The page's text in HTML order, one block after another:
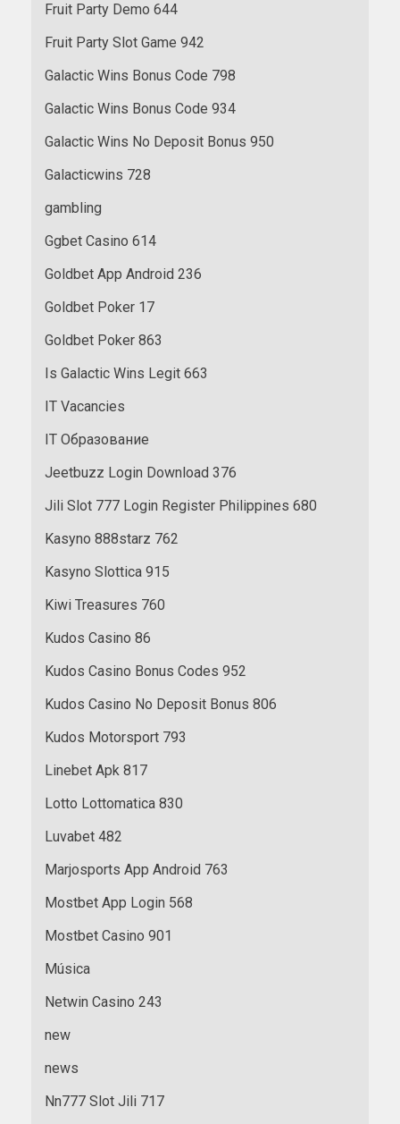
Fruit Party Demo 644
Fruit Party Slot Game 942
Galactic Wins Bonus Code 798
Galactic Wins Bonus Code 934
Galactic Wins No Deposit Bonus 950
Galacticwins 728
gambling
Ggbet Casino 614
Goldbet App Android 236
Goldbet Poker 17
Goldbet Poker 863
Is Galactic Wins Legit 663
IT Vacancies
IT Образование
Jeetbuzz Login Download 376
Jili Slot 777 Login Register Philippines 680
Kasyno 888starz 762
Kasyno Slottica 915
Kiwi Treasures 760
Kudos Casino 86
Kudos Casino Bonus Codes 952
Kudos Casino No Deposit Bonus 806
Kudos Motorsport 793
Linebet Apk 817
Lotto Lottomatica 830
Luvabet 482
Marjosports App Android 763
Mostbet App Login 568
Mostbet Casino 901
Música
Netwin Casino 243
new
news
Nn777 Slot Jili 717